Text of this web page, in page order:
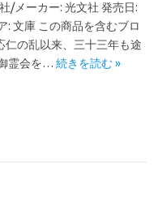
/メーカー: 光文社 発売日:
: 文庫 この商品を含むブロ
仁の乱以来、三十三年も途
霊会を… 続きを読む »